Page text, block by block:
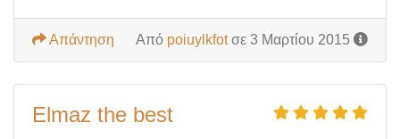
Από poiuylkfotσε 3 Μαρτίου 2015
Απάντηση
Elmaz the best